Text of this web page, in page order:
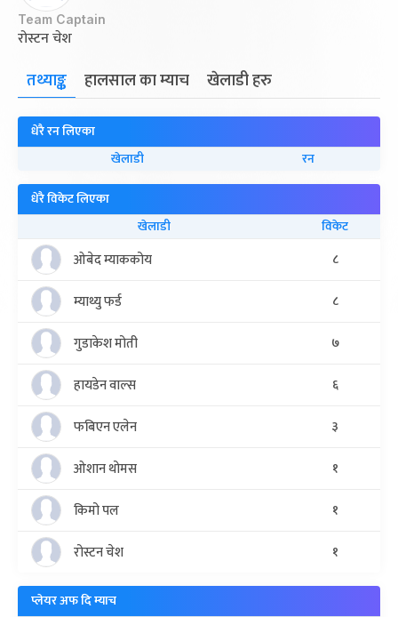
Team Captain
रोस्टन चेश
तथ्याङ्क हालसाल का म्याच खेलाडी हरु
धेरै रन लिएका
खेलाडी
रन
धेरै विकेट लिएका
खेलाडी
विकेट
ओबेद म्याककोय ८
म्याथ्यु फर्ड ८
गुडाकेश मोती ७
हायडेन वाल्स ६
फबिएन एलेन ३
ओशान थोमस १
किमो पल १
रोस्टन चेश १
प्लेयर अफ दि म्याच